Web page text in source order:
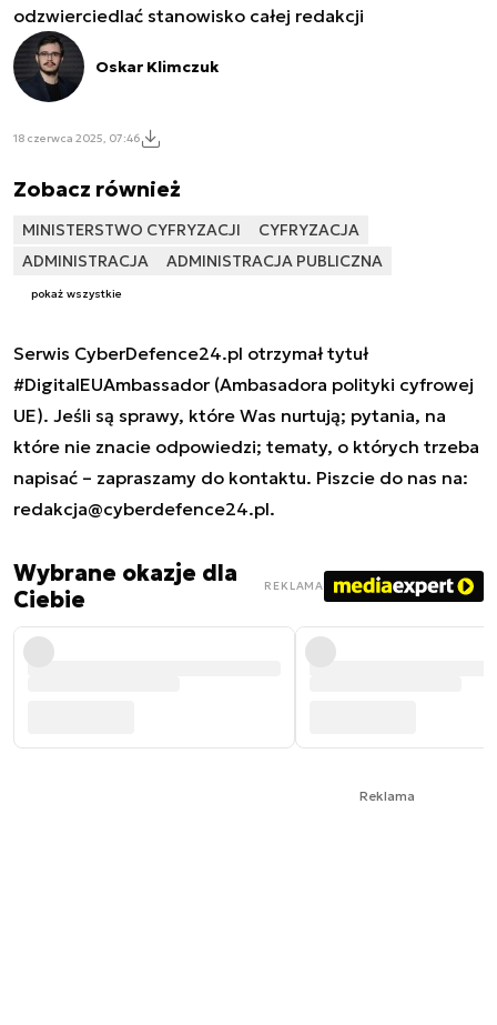
odzwierciedlać stanowisko całej redakcji
Oskar Klimczuk
18 czerwca 2025, 07:46
Zobacz również
MINISTERSTWO CYFRYZACJI
CYFRYZACJA
ADMINISTRACJA
ADMINISTRACJA PUBLICZNA
pokaż wszystkie
Serwis CyberDefence24.pl otrzymał tytuł
#DigitalEUAmbassador (Ambasadora polityki cyfrowej
UE). Jeśli są sprawy, które Was nurtują; pytania, na
które nie znacie odpowiedzi; tematy, o których trzeba
napisać – zapraszamy do kontaktu. Piszcie do nas na:
redakcja@cyberdefence24.pl.
Wybrane okazje dla
Ciebie
REKLAMA
Reklama